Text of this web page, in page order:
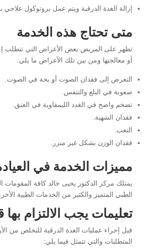
إزالة الغدة الدرقية ويتم عمل بروتوكول علاجي
متى تحتاج هذه الخدمة
تظهر على المريض بعض الأعراض التي تتطلب
أو معالجتها ومن بين تلك الأعراض ما يلي:
التعرض إلى فقدان الصوت أو بحة في الصوت.
صعوبة في البلع والتنفس.
تضخم واضح في الغدد الليمفاوية في العنق.
فقدان الشهية.
التعب.
فقدان الوزن بشكل غير مبرر.
مميزات الخدمة في
يمتلك مركز الدكتور يحيى خالد كافة المقومات
الطبي المتميز والكثير من الخدمات الطبية
تعليمات يجب الالتزام
قبل إجراء عمليات الغدة الدرقية للتخلص من
المتطلبات والتي تتمثل فيما يلي: